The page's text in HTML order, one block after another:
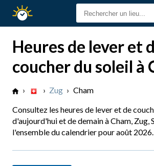
Calendrier
Solaire
Heures de lever et
coucher du soleil à
› › Zug › Cham
Consultez les heures de lever et de
d'aujourd'hui et de demain à Cham, Zug,
l'ensemble du calendrier pour août 2026.